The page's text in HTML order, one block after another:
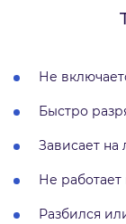
Не
Быстро
Зависает на
Не работает
Разбился